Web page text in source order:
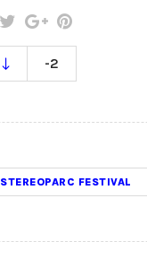
-2
STEREOPARC FESTIVAL